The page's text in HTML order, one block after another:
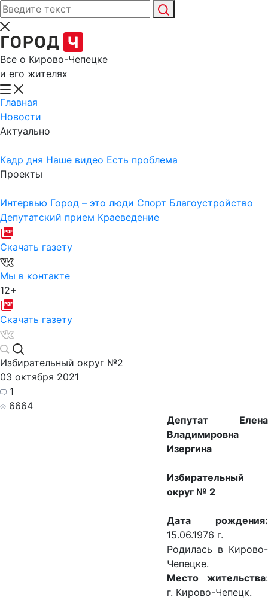
Все о Кирово-Чепецке
и его жителях
Главная
Новости
Актуально
Кадр дня Наше видео Есть проблема
Проекты
Интервью Город – это люди Спорт Благоустройство
Депутатский прием Краеведение
Скачать газету
Мы в контакте
12+
Скачать газету
Избирательный округ №2
03 октября 2021
1
6664
Депутат Елена
Владимировна
Изергина
Избирательный
округ № 2
Дата рождения:
15.06.1976 г.
Родилась в Кирово-
Чепецке.
Место жительства:
г. Кирово-Чепецк.